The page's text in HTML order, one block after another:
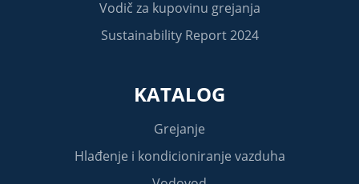
Vodič za kupovinu grejanja
Sustainability Report 2024
KATALOG
Grejanje
Hlađenje i kondicioniranje vazduha